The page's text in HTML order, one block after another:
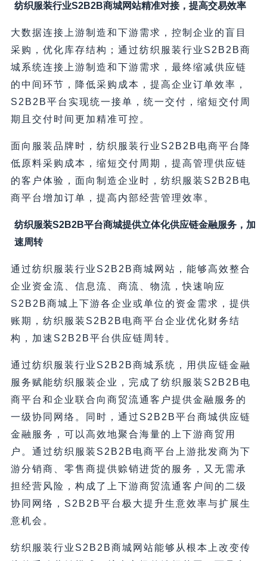
纺织服装行业S2B2B商城网站精准对接，提高交易效率
大数据连接上游制造和下游需求，控制企业的盲目
采购，优化库存结构；通过纺织服装行业S2B2B商
城系统连接上游制造和下游需求，最终缩减供应链
的中间环节，降低采购成本，提高企业订单效率，
S2B2B平台实现统一接单，统一交付，缩短交付周
期且交付时间更加精准可控。
面向服装品牌时，纺织服装行业S2B2B电商平台降
低原料采购成本，缩短交付周期，提高管理供应链
的客户体验，面向制造企业时，纺织服装S2B2B电
商平台增加订单，提高内部经营管理效率。
纺织服装S2B2B平台商城提供立体化供应链金融服务，加
速周转
通过纺织服装行业S2B2B商城网站，能够高效整合
企业资金流、信息流、商流、物流，快速响应
S2B2B商城上下游各企业或单位的资金需求，提供
账期，纺织服装S2B2B电商平台企业优化财务结
构，加速S2B2B平台供应链周转。
通过纺织服装行业S2B2B商城系统，用供应链金融
服务赋能纺织服装企业，完成了纺织服装S2B2B电
商平台和企业联合向商贸流通客户提供金融服务的
一级协同网络。同时，通过S2B2B平台商城供应链
金融服务，可以高效地聚合海量的上下游商贸用
户。通过纺织服装S2B2B电商平台上游批发商为下
游分销商、零售商提供赊销进货的服务，又无需承
担经营风险，构成了上下游商贸流通客户间的二级
协同网络，S2B2B平台极大提升生意效率与扩展生
意机会。
纺织服装行业S2B2B商城网站能够从根本上改变传